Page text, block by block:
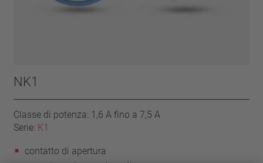
NK1
Classe di potenza: 1,6 A fino a 7,5 A
Serie: K1
contatto di apertura